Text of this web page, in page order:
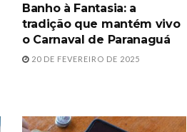
Banho à Fantasia: a
tradição que mantém vivo
o Carnaval de Paranaguá
20 DE FEVEREIRO DE 2025